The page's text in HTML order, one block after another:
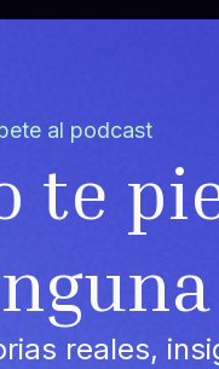
al podcast
te
reales,